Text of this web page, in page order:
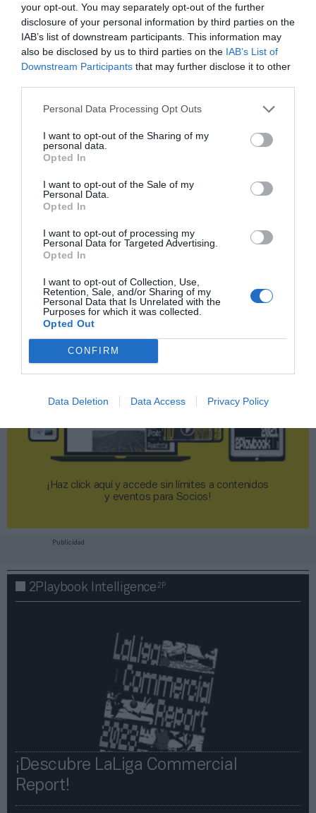
your opt-out. You may separately opt-out of the further
disclosure of your personal information by third parties on the
IAB’s list of downstream participants. This information may
also be disclosed by us to third parties on the IAB’s List of
Downstream Participants that may further disclose it to other
Personal Data Processing Opt Outs
I want to opt-out of the Sharing of my
personal data.
Opted In
I want to opt-out of the Sale of my
Personal Data.
Opted In
I want to opt-out of processing my
Personal Data for Targeted Advertising.
Opted In
I want to opt-out of Collection, Use,
Retention, Sale, and/or Sharing of my
Personal Data that Is Unrelated with the
Purposes for which it was collected.
Opted Out
CONFIRM
Data Deletion Data Access Privacy Policy
VivaGym
DreamFit
Synergym
Basic-Fit
Publicidad
2Playbook Club
¡Haz click aquí y accede sin límites a contenidos
y eventos para Socios!​​​​​​​
Publicidad
2Playbook Intelligence2P
¡Descubre LaLiga Commercial
Report!​​